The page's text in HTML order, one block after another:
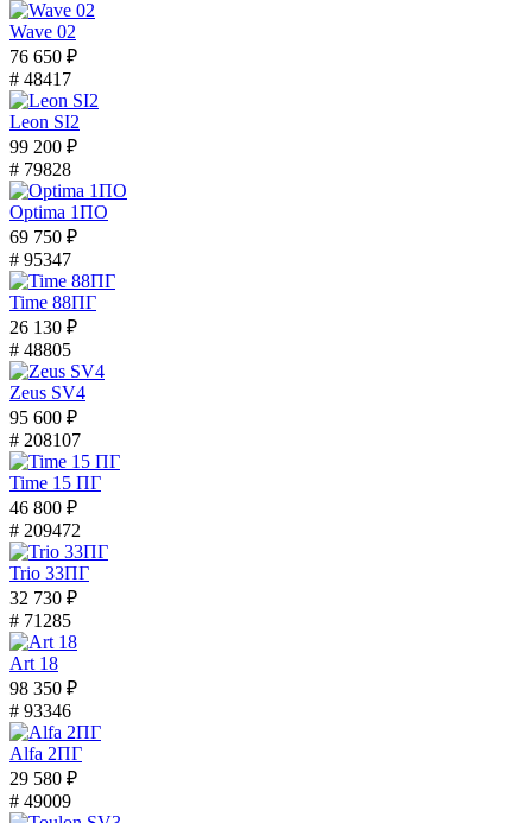
Wave 02
76 650 ₽
# 48417
Leon SI2
99 200 ₽
# 79828
Optima 1ПО
69 750 ₽
# 95347
Time 88ПГ
26 130 ₽
# 48805
Zeus SV4
95 600 ₽
# 208107
Time 15 ПГ
46 800 ₽
# 209472
Trio 33ПГ
32 730 ₽
# 71285
Art 18
98 350 ₽
# 93346
Alfa 2ПГ
29 580 ₽
# 49009